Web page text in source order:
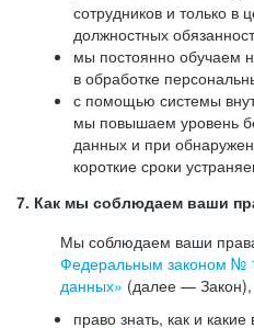
сотрудников и только в
должностных
мы постоянно обучаем
в обработке
с помощью системы
мы повышаем уровень
данных и при
короткие сроки
7. Как мы соблюдаем ваши
Мы соблюдаем ваши
Федеральным законом №
данных» (далее —
право знать, как и